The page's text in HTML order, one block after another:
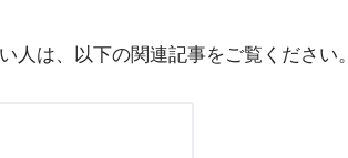
人は、以下の関連記事をご覧ください。